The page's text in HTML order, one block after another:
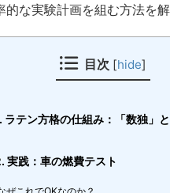
な実験計画を組む方法を解
目次 [hide]
ラテン方格の仕組み：「数独」
実践：車の燃費テスト